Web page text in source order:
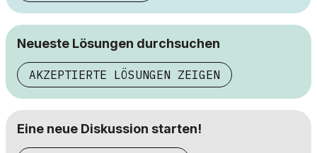
Neueste Lösungen durchsuchen
AKZEPTIERTE LÖSUNGEN ZEIGEN
Eine neue Diskussion starten!